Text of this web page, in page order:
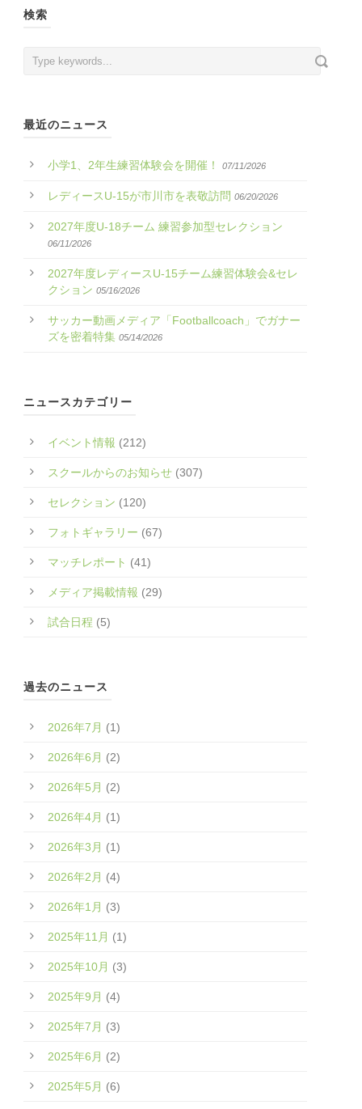
検索
最近のニュース
小学1、2年生練習体験会を開催！ 07/11/2026
レディースU-15が市川市を表敬訪問 06/20/2026
2027年度U-18チーム 練習参加型セレクション
06/11/2026
2027年度レディースU-15チーム練習体験会&セレ
クション 05/16/2026
サッカー動画メディア「Footballcoach」でガナー
ズを密着特集 05/14/2026
ニュースカテゴリー
イベント情報 (212)
スクールからのお知らせ (307)
セレクション (120)
フォトギャラリー (67)
マッチレポート (41)
メディア掲載情報 (29)
試合日程 (5)
過去のニュース
2026年7月 (1)
2026年6月 (2)
2026年5月 (2)
2026年4月 (1)
2026年3月 (1)
2026年2月 (4)
2026年1月 (3)
2025年11月 (1)
2025年10月 (3)
2025年9月 (4)
2025年7月 (3)
2025年6月 (2)
2025年5月 (6)